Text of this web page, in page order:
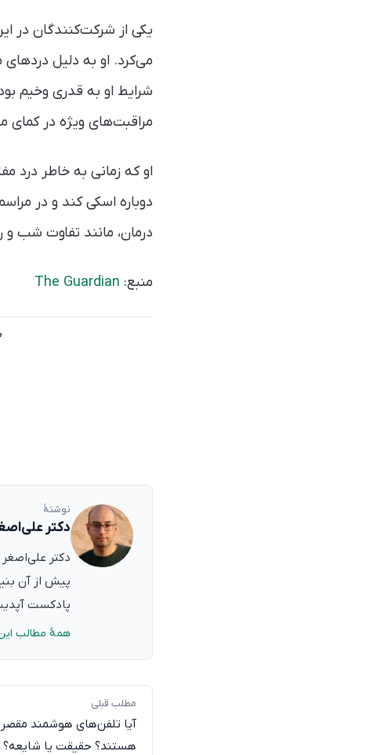
می‌کرد. او به دلیل
مراقبت‌های ویژه در کمای
او که زمانی به خاطر
دوباره اسکی کند و در
درمان، مانند تفاوت شب و
منبع: The Guardian
نوشتهٔ
دکتر
پیش از آن
پادکست
همهٔ مطالب
مطلب قبلی
آیا تلفن‌های هوشمند
هستند؟ حقیقت یا شایعه؟